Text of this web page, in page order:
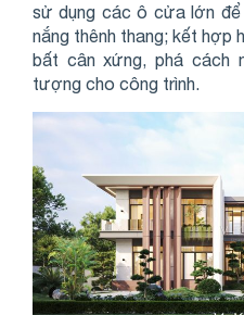
sử dụng các ô cửa lớn
nắng thênh thang; kết hợp
bất cân xứng, phá cách
tượng cho công trình.